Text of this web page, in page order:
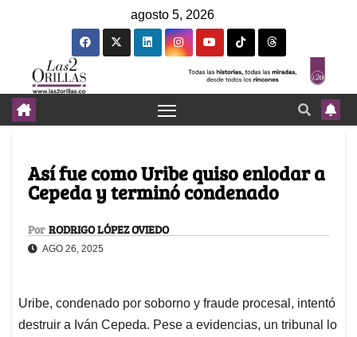
agosto 5, 2026
Así fue como Uribe quiso enlodar a
Cepeda y terminó condenado
Por RODRIGO LÓPEZ OVIEDO
AGO 26, 2025
Uribe, condenado por soborno y fraude procesal, intentó
destruir a Iván Cepeda. Pese a evidencias, un tribunal lo